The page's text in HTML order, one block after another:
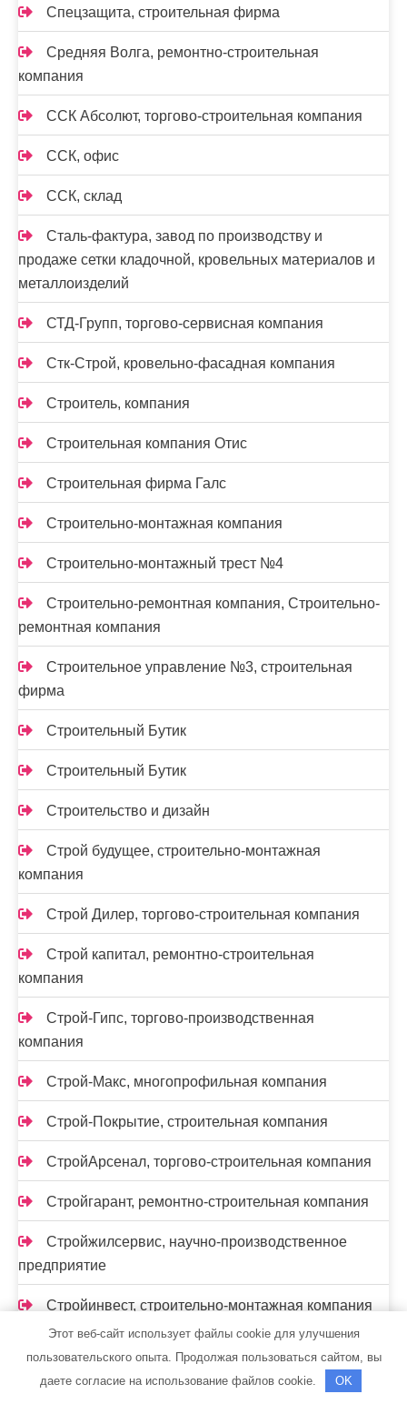
Спецзащита, строительная фирма
Средняя Волга, ремонтно-строительная
компания
ССК Абсолют, торгово-строительная компания
ССК, офис
ССК, склад
Сталь-фактура, завод по производству и
продаже сетки кладочной, кровельных материалов и
металлоизделий
СТД-Групп, торгово-сервисная компания
Стк-Строй, кровельно-фасадная компания
Строитель, компания
Строительная компания Отис
Строительная фирма Галс
Строительно-монтажная компания
Строительно-монтажный трест №4
Строительно-ремонтная компания, Строительно-
ремонтная компания
Строительное управление №3, строительная
фирма
Строительный Бутик
Строительный Бутик
Строительство и дизайн
Строй будущее, строительно-монтажная
компания
Строй Дилер, торгово-строительная компания
Строй капитал, ремонтно-строительная
компания
Строй-Гипс, торгово-производственная
компания
Строй-Макс, многопрофильная компания
Строй-Покрытие, строительная компания
СтройАрсенал, торгово-строительная компания
Стройгарант, ремонтно-строительная компания
Стройжилсервис, научно-производственное
предприятие
Стройинвест, строительно-монтажная компания
СтройИндустрия, торгово-строительная
Этот веб-сайт использует файлы cookie для улучшения
пользовательского опыта. Продолжая пользоваться сайтом, вы
даете согласие на использование файлов cookie.
OK